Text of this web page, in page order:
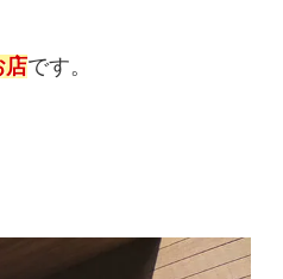
店です。